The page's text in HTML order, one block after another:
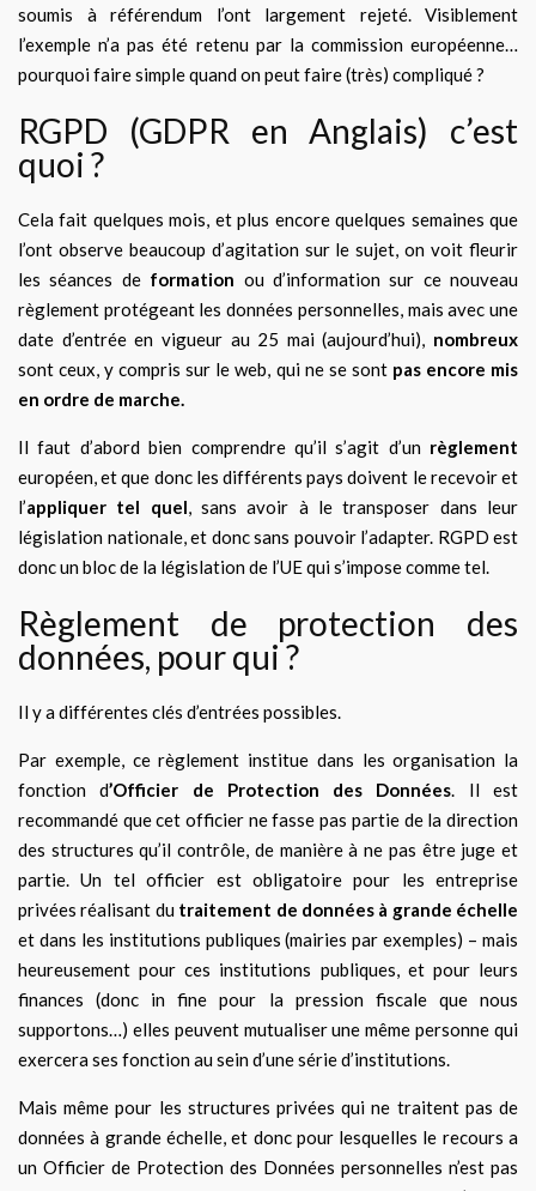
soumis à référendum l’ont largement rejeté. Visiblement
l’exemple n’a pas été retenu par la commission européenne…
pourquoi faire simple quand on peut faire (très) compliqué ?
RGPD (GDPR en Anglais) c’est
quoi ?
Cela fait quelques mois, et plus encore quelques semaines que
l’ont observe beaucoup d’agitation sur le sujet, on voit fleurir
les séances deformation ou d’information sur ce nouveau
règlement protégeant les données personnelles, mais avec une
date d’entrée en vigueur au 25 mai (aujourd’hui), nombreux
sont ceux, y compris sur le web, qui ne se sont pas encore mis
en ordre de marche.
Il faut d’abord bien comprendre qu’il s’agit d’un règlement
européen, et que donc les différents pays doivent le recevoir et
l’appliquer tel quel, sans avoir à le transposer dans leur
législation nationale, et donc sans pouvoir l’adapter. RGPD est
donc un bloc de la législation de l’UE qui s’impose comme tel.
Règlement de protection des
données, pour qui ?
Il y a différentes clés d’entrées possibles.
Par exemple, ce règlement institue dans les organisation la
fonction d’Officier de Protection des Données. Il est
recommandé que cet officier ne fasse pas partie de la direction
des structures qu’il contrôle, de manière à ne pas être juge et
partie. Un tel officier est obligatoire pour les entreprise
privées réalisant dutraitement de données à grande échelle
et dans les institutions publiques (mairies par exemples) – mais
heureusement pour ces institutions publiques, et pour leurs
finances (donc in fine pour la pression fiscale que nous
supportons…) elles peuvent mutualiser une même personne qui
exercera ses fonction au sein d’une série d’institutions.
Mais même pour les structures privées qui ne traitent pas de
données à grande échelle, et donc pour lesquelles le recours a
un Officier de Protection des Données personnelles n’est pas